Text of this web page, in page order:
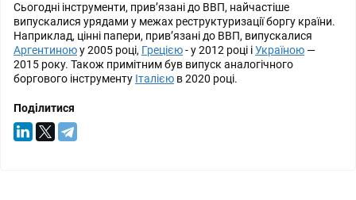
Сьогодні інструменти, прив’язані до ВВП, найчастіше
випускалися урядами у межах реструктуризації боргу країни.
Наприклад, цінні папери, прив’язані до ВВП, випускалися
Аргентиноюу 2005 році, Грецією- у 2012 році іУкраїною —
2015 року. Також примітним був випуск аналогічного
боргового інструменту Італією в 2020 році.
Поділитися